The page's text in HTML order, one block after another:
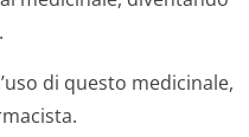
di questo medicinale,